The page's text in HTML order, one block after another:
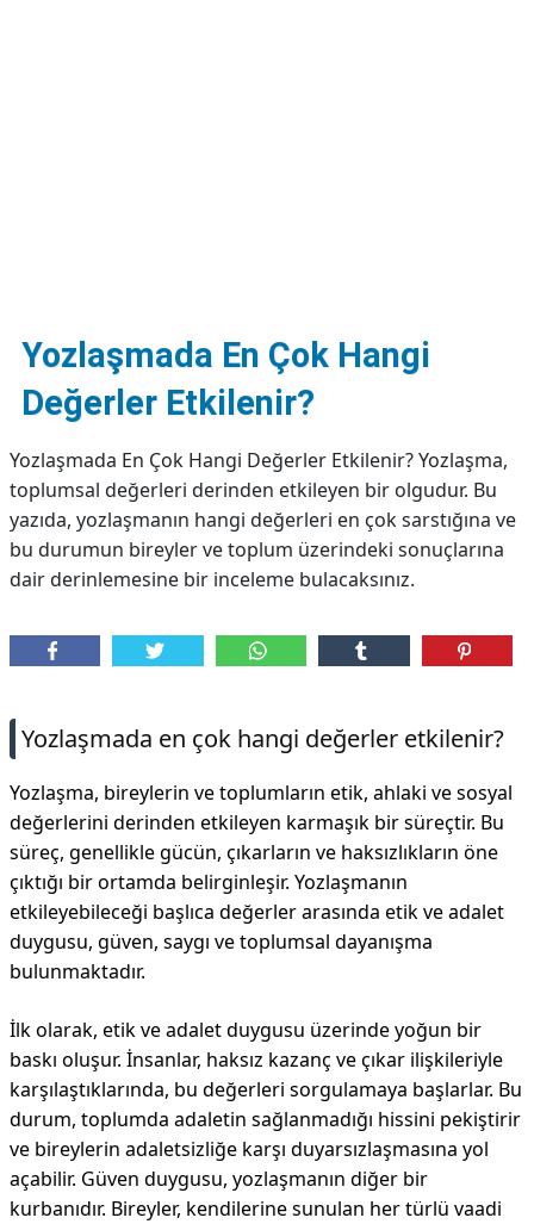
Yozlaşmada En Çok Hangi
Değerler Etkilenir?
Yozlaşmada En Çok Hangi Değerler Etkilenir? Yozlaşma,
toplumsal değerleri derinden etkileyen bir olgudur. Bu
yazıda, yozlaşmanın hangi değerleri en çok sarstığına ve
bu durumun bireyler ve toplum üzerindeki sonuçlarına
dair derinlemesine bir inceleme bulacaksınız.
Yozlaşmada en çok hangi değerler etkilenir?
Yozlaşma, bireylerin ve toplumların etik, ahlaki ve sosyal
değerlerini derinden etkileyen karmaşık bir süreçtir. Bu
süreç, genellikle gücün, çıkarların ve haksızlıkların öne
çıktığı bir ortamda belirginleşir. Yozlaşmanın
etkileyebileceği başlıca değerler arasında etik ve adalet
duygusu, güven, saygı ve toplumsal dayanışma
bulunmaktadır.
İlk olarak, etik ve adalet duygusu üzerinde yoğun bir
baskı oluşur. İnsanlar, haksız kazanç ve çıkar ilişkileriyle
karşılaştıklarında, bu değerleri sorgulamaya başlarlar. Bu
durum, toplumda adaletin sağlanmadığı hissini pekiştirir
ve bireylerin adaletsizliğe karşı duyarsızlaşmasına yol
açabilir. Güven duygusu, yozlaşmanın diğer bir
kurbanıdır. Bireyler, kendilerine sunulan her türlü vaadi